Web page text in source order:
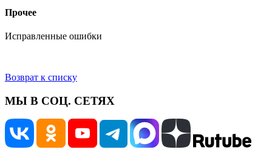
Прочее
Исправленные ошибки
Возврат к списку
МЫ В СОЦ. СЕТЯХ